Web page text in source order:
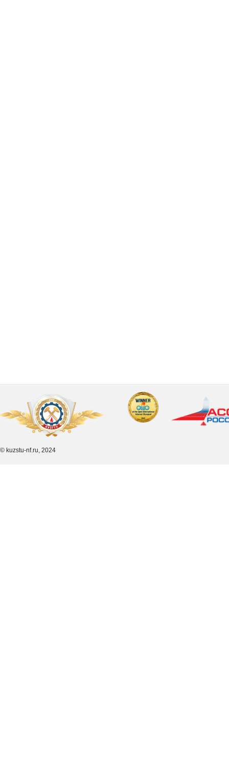
© kuzstu-nf.ru, 2024